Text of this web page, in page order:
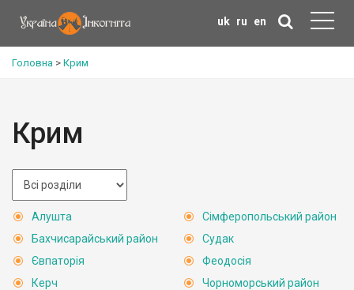
uk ru en
Головна > Крим
Крим
Алушта
Бахчисарайський район
Євпаторія
Керч
Сімферопольський район
Судак
Феодосія
Чорноморський район